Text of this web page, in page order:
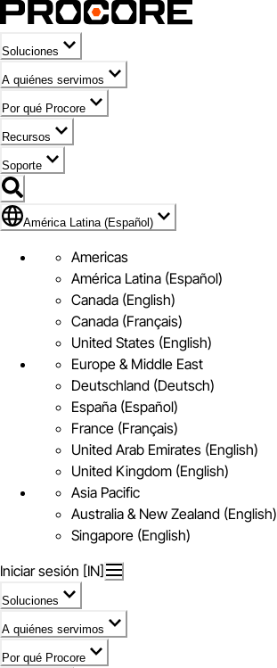
Soluciones
A quiénes servimos
Por qué Procore
Recursos
Soporte
Bandera de América Latina (Español)
América Latina (Español)
Americas
América Latina (Español)
Canada (English)
Canada (Français)
United States (English)
Europe & Middle East
Deutschland (Deutsch)
España (Español)
France (Français)
United Arab Emirates (English)
United Kingdom (English)
Asia Pacific
Australia & New Zealand (English)
Singapore (English)
Iniciar sesión [IN]
Soluciones
A quiénes servimos
Por qué Procore